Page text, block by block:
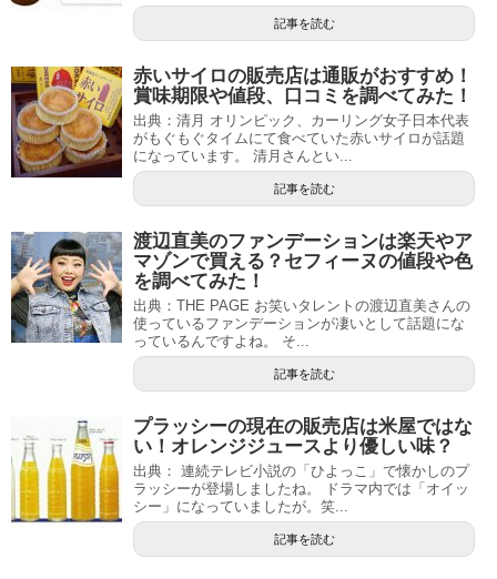
記事を読む
赤いサイロの販売店は通販がおすすめ！
賞味期限や値段、口コミを調べてみた！
出典：清月 オリンピック、カーリング女子日本代表
がもぐもぐタイムにて食べていた赤いサイロが話題
になっています。 清月さんとい...
記事を読む
渡辺直美のファンデーションは楽天やア
マゾンで買える？セフィーヌの値段や色
を調べてみた！
出典：THE PAGE お笑いタレントの渡辺直美さんの
使っているファンデーションが凄いとして話題にな
っているんですよね。 そ...
記事を読む
プラッシーの現在の販売店は米屋ではな
い！オレンジジュースより優しい味？
出典： 連続テレビ小説の「ひよっこ」で懐かしのプ
ラッシーが登場しましたね。 ドラマ内では「オイッ
シー」になっていましたが。笑...
記事を読む